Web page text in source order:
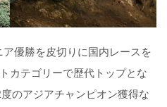
優勝を皮切りに国内レースを
カテゴリーで歴代トップとな
のアジアチャンピオン獲得な